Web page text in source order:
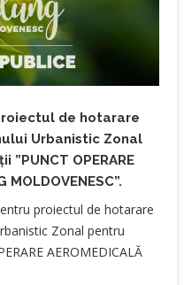
de hotarare
Urbanistic Zonal
OPERARE
MOLDOVENESC”.
proiectul de hotarare
Zonal pentru
AEROMEDICALĂ